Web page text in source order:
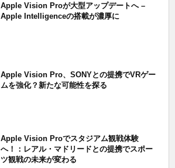
Apple Vision Proが大型アップデートへ –
Apple Intelligenceの搭載が濃厚に
Apple Vision Pro、SONYとの提携でVRゲー
ムを強化？新たな可能性を探る
Apple Vision Proでスタジアム観戦体験
へ！：レアル・マドリードとの提携でスポー
ツ観戦の未来が変わる